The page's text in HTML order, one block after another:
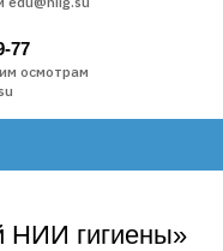
77
осмотрам
НИИ гигиены»